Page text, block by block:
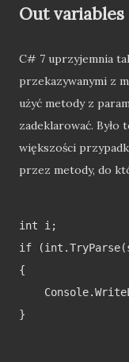
Out variables
C# 7 uprzyjemnia
przekazywanymi z
użyć metody z
zadeklarować. Było
większości
przez metody, do
int i;
if
{
}